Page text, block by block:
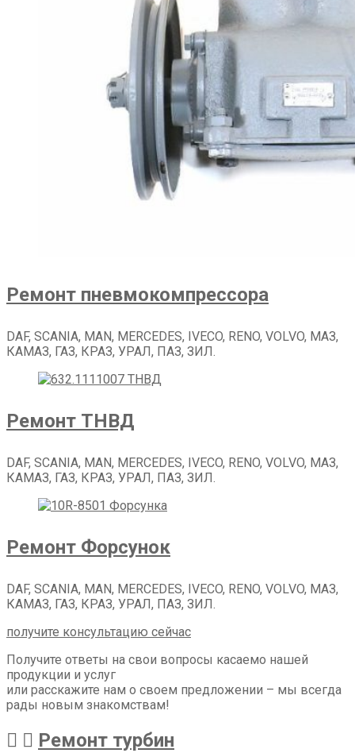
Ремонт пневмокомпрессора
DAF, SCANIA, MAN, MERCEDES, IVECO, RENO, VOLVO, МАЗ,
КАМАЗ, ГАЗ, КРАЗ, УРАЛ, ПАЗ, ЗИЛ.
Ремонт ТНВД
DAF, SCANIA, MAN, MERCEDES, IVECO, RENO, VOLVO, МАЗ,
КАМАЗ, ГАЗ, КРАЗ, УРАЛ, ПАЗ, ЗИЛ.
Ремонт Форсунок
DAF, SCANIA, MAN, MERCEDES, IVECO, RENO, VOLVO, МАЗ,
КАМАЗ, ГАЗ, КРАЗ, УРАЛ, ПАЗ, ЗИЛ.
получите консультацию сейчас
Получите ответы на свои вопросы касаемо нашей
продукции и услуг
или расскажите нам о своем предложении – мы всегда
рады новым знакомствам!
Ремонт турбин